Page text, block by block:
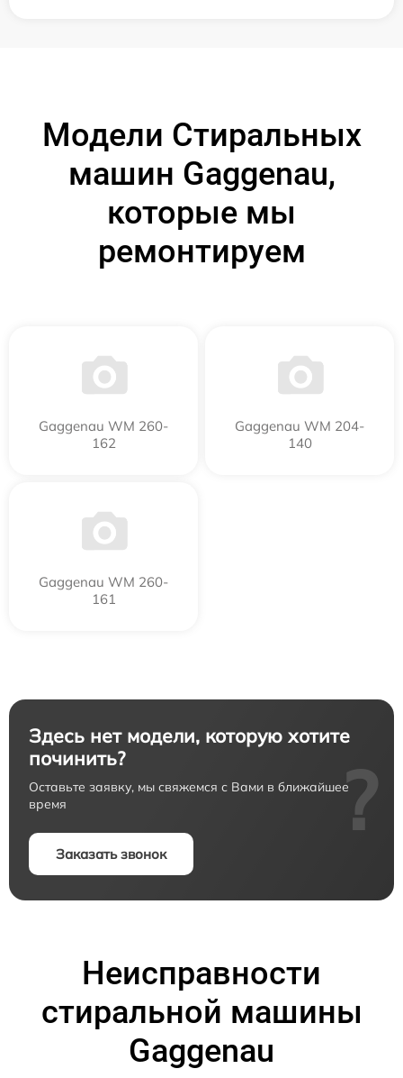
Модели Стиральных
машин Gaggenau,
которые мы
ремонтируем
Gaggenau WM 260-
162
Gaggenau WM 204-
140
Gaggenau WM 260-
161
Здесь нет модели, которую хотите
починить?
Оставьте заявку, мы свяжемся с Вами в ближайшее
время
Заказать звонок
?
Неисправности
стиральной машины
Gaggenau